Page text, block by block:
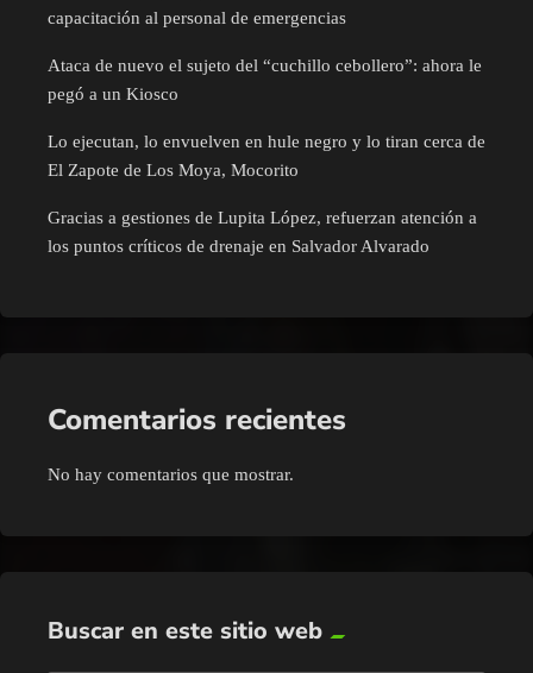
capacitación al personal de emergencias
Ataca de nuevo el sujeto del “cuchillo cebollero”: ahora le
pegó a un Kiosco
Lo ejecutan, lo envuelven en hule negro y lo tiran cerca de
El Zapote de Los Moya, Mocorito
Gracias a gestiones de Lupita López, refuerzan atención a
los puntos críticos de drenaje en Salvador Alvarado
Comentarios recientes
No hay comentarios que mostrar.
Buscar en este sitio web